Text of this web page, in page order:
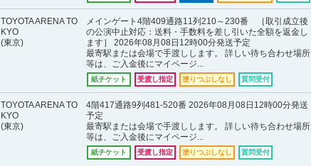
TOYOTA ARENA TO
KYO
(東京)
メインゲート4階409通路11列210～230番 ［取引成立後
の公演中止対応：送料・手数料を差し引いた全額を返金し
ます］ 2026年08月08日12時00分発送予定
最寄駅または会場で手渡しします。 詳しい待ち合わせ場所
等は、ご入金後にマイページ...
紙チケット 受渡し指定 塗りつぶしなし 質問受付
TOYOTA ARENA TO
KYO
(東京)
4階417通路9列481-520番 2026年08月08日12時00分発送
予定
最寄駅または会場で手渡しします。 詳しい待ち合わせ場所
等は、ご入金後にマイページ...
紙チケット 受渡し指定 塗りつぶしなし 質問受付